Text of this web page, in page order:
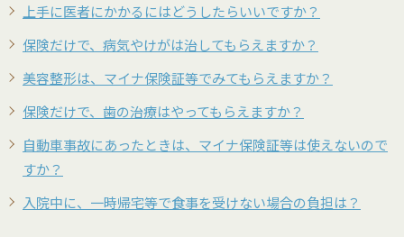
上手に医者にかかるにはどうしたらいいですか？
保険だけで、病気やけがは治してもらえますか？
美容整形は、マイナ保険証等でみてもらえますか？
保険だけで、歯の治療はやってもらえますか？
自動車事故にあったときは、マイナ保険証等は使えないので
すか？
入院中に、一時帰宅等で食事を受けない場合の負担は？